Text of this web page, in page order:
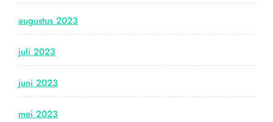
augustus 2023
juli 2023
juni 2023
mei 2023